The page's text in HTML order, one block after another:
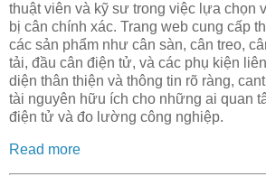
thuật viên và kỹ sư trong việc lựa chọn
bị cân chính xác. Trang web cung cấp
các sản phẩm như cân sàn, cân treo,
tải, đầu cân điện tử, và các phụ kiện
diện thân thiện và thông tin rõ ràng,
tài nguyên hữu ích cho những ai quan
điện tử và đo lường công nghiệp.
Read more